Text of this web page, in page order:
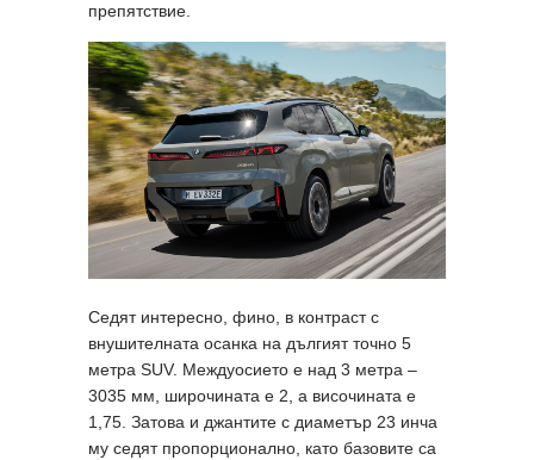
препятствие.
Седят интересно, фино, в контраст с
внушителната осанка на дългият точно 5
метра SUV. Междуосието е над 3 метра –
3035 мм, широчината е 2, а височината е
1,75. Затова и джантите с диаметър 23 инча
му седят пропорционално, като базовите са